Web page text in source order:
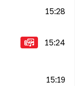
15:28
15:24
15:19